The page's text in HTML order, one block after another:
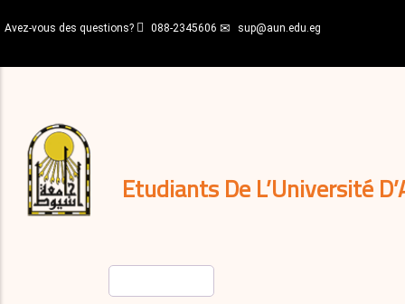
au
principal
Avez-vous des questions? 088-2345606 sup@aun.edu.eg
Etudiants De L’Université
décisions
Expatriés
Journal